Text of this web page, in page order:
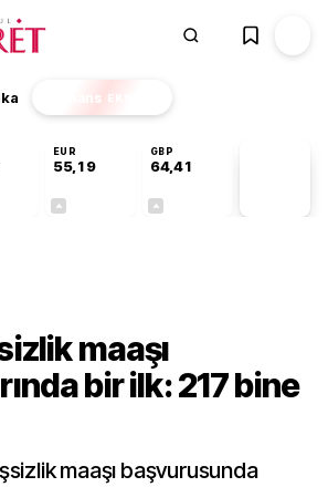
Finans EKSTRA
EUR
55,19
GBP
64,41
maaşı
bir ilk: 217 bine
maaşı başvurusunda